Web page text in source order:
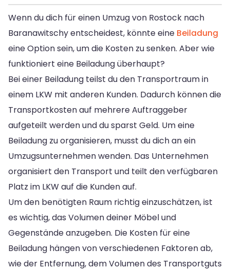
Wenn du dich für einen Umzug von Rostock nach
Baranawitschy entscheidest, könnte eine Beiladung
eine Option sein, um die Kosten zu senken. Aber wie
funktioniert eine Beiladung überhaupt?
Bei einer Beiladung teilst du den Transportraum in
einem LKW mit anderen Kunden. Dadurch können die
Transportkosten auf mehrere Auftraggeber
aufgeteilt werden und du sparst Geld. Um eine
Beiladung zu organisieren, musst du dich an ein
Umzugsunternehmen wenden. Das Unternehmen
organisiert den Transport und teilt den verfügbaren
Platz im LKW auf die Kunden auf.
Um den benötigten Raum richtig einzuschätzen, ist
es wichtig, das Volumen deiner Möbel und
Gegenstände anzugeben. Die Kosten für eine
Beiladung hängen von verschiedenen Faktoren ab,
wie der Entfernung, dem Volumen des Transportguts